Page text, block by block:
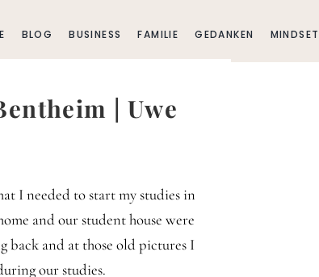
BLOG BUSINESS FAMILIE GEDANKEN MINDSET
| Uwe
I needed to start my studies in
and our student house were
back and at those old pictures I
our studies.